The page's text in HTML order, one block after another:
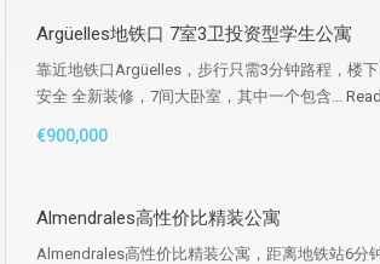
Argüelles地铁口 7室3卫投资型学生公寓
靠近地铁口Argüelles，步行只需3分钟路程，楼下
安全 全新装修，7间大卧室，其中一个包含...
€900,000
Almendrales高性价比精装公寓
Almendrales高性价比精装公寓，距离地铁站6分